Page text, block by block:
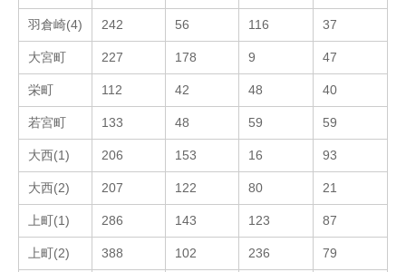
羽倉崎(4) 242 56 116 37
大宮町 227 178 9 47
栄町 112 42 48 40
若宮町 133 48 59 59
大西(1) 206 153 16 93
大西(2) 207 122 80 21
上町(1) 286 143 123 87
上町(2) 388 102 236 79